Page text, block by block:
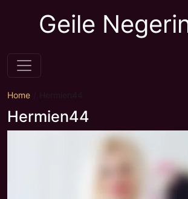
Geile
Home
Hermien44